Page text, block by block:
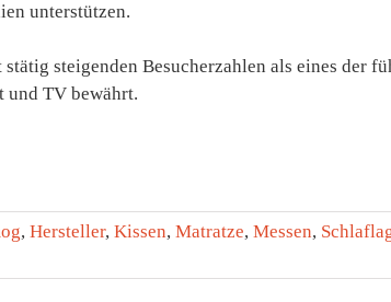
unterstützen.
steigenden Besucherzahlen als eines der
und TV bewährt.
, Hersteller, Kissen, Matratze, Messen,